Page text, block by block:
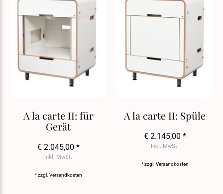
A la carte II: für
Gerät
€ 2.045,00 *
Inkl. MwSt.
* zzgl. Versandkosten
A la carte II: Spüle
€ 2.145,00 *
Inkl. MwSt.
* zzgl. Versandkosten